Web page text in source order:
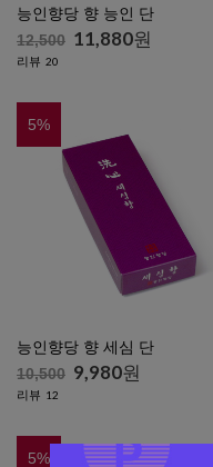
능인향당 향 능인 단
12,500 11,880원
리뷰 20
5%
능인향당 향 세심 단
10,500 9,980원
리뷰 12
5%